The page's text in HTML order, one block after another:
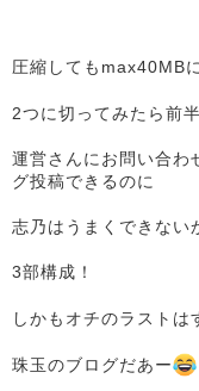
圧縮してもmax40MB
2つに切ってみたら前
運営さんにお問い合わ
グ投稿できるのに
志乃はうまくできない
3部構成！
しかもオチのラスト
珠玉のブログだあー